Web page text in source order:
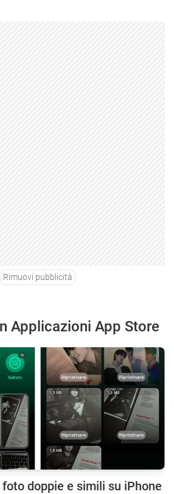
Rimuovi pubblicità
Applicazioni App Store
doppie e simili su iPhone